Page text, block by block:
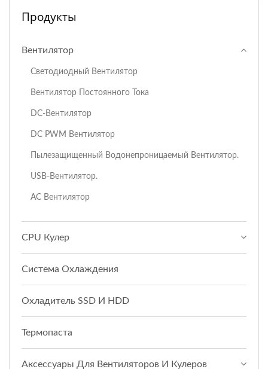
Продукты
Вентилятор
Светодиодный Вентилятор
Вентилятор Постоянного Тока
DC-Вентилятор
DC PWM Вентилятор
Пылезащищенный Водонепроницаемый Вентилятор.
USB-Вентилятор.
AC Вентилятор
CPU Кулер
Система Охлаждения
Охладитель SSD И HDD
Термопаста
Аксессуары Для Вентиляторов И Кулеров